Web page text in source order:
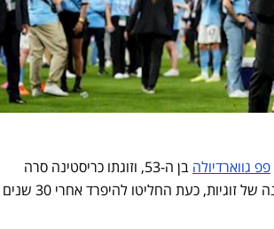
פפ גווארדיולה
בן ה-53, וזוגתו כריסטינה סרה
שנישאו בטקס אינטימי בפאתי ברצלונה ב-2014 אחרי 20 שנה של זוגיות, כעת החליטו להיפרד אחרי 30 שנים